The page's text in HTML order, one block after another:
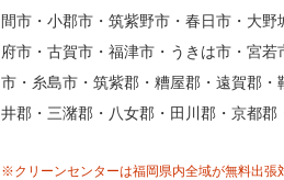
間市・小郡市・筑紫野市・春日市・大
府市・古賀市・福津市・うきは市・宮若
市・糸島市・筑紫郡・糟屋郡・遠賀郡・
井郡・三潴郡・八女郡・田川郡・京都郡
※クリーンセンターは福岡県内全域が無料出張